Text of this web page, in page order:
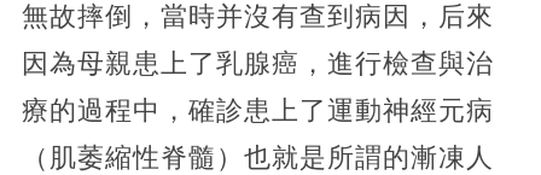
無故摔倒，當時并沒有查到病因，后來
因為母親患上了乳腺癌，進行檢查與治
療的過程中，確診患上了運動神經元病
（肌萎縮性脊髓）也就是所謂的漸凍人